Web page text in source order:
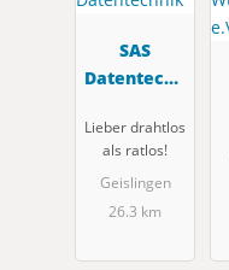
SAS
Datentechn
Lieber drahtlos
als ratlos!
Geislingen
26.3 km